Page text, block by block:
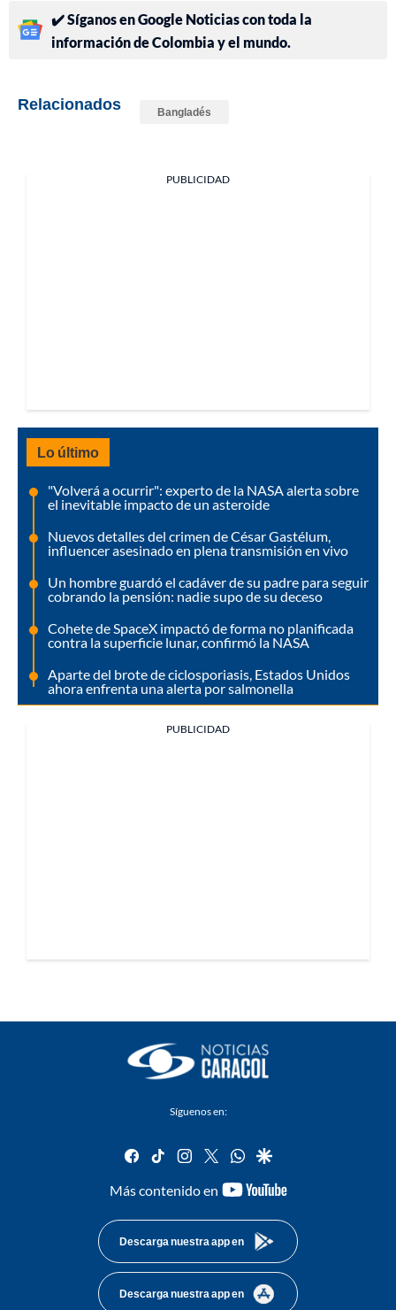
✔️ Síganos en Google Noticias con toda la
información de Colombia y el mundo.
Relacionados Bangladés
PUBLICIDAD
Lo último
"Volverá a ocurrir": experto de la NASA alerta sobre
el inevitable impacto de un asteroide
Nuevos detalles del crimen de César Gastélum,
influencer asesinado en plena transmisión en vivo
Un hombre guardó el cadáver de su padre para seguir
cobrando la pensión: nadie supo de su deceso
Cohete de SpaceX impactó de forma no planificada
contra la superficie lunar, confirmó la NASA
Aparte del brote de ciclosporiasis, Estados Unidos
ahora enfrenta una alerta por salmonella
PUBLICIDAD
Síguenos en:
facebook
tiktok instagram
twitterwhatsapp
google
Más contenido en
youtube-
Descarga nuestra app en
Descarga nuestra app en